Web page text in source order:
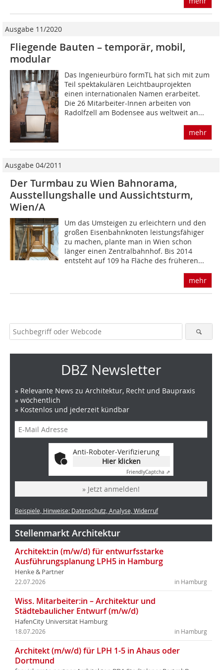
Ausgabe 11/2020
Fliegende Bauten – temporär, mobil,
modular
Das Ingenieurbüro formTL hat sich mit zum
Teil spektakulären Leichtbauprojekten
einen inter­nationalen Namen erarbeitet.
Die 26 Mitarbeiter-Innen arbeiten von
Radolfzell am Bodensee aus weltweit an...
mehr
Ausgabe 04/2011
Der Turmbau zu Wien Bahnorama,
Ausstellungshalle und Aussichtsturm,
Wien/A
Um das Umsteigen zu erleichtern und den
großen Eisenbahnknoten leistungsfähiger
zu machen, plante man in Wien schon
länger einen Zentralbahnhof. Bis 2014
entsteht auf 109 ha Fläche des früheren...
mehr
DBZ Newsletter
» Relevante News zu Architektur, Recht und Baupraxis
» wöchentlich
» Kostenlos und jederzeit kündbar
Anti-Roboter-Verifizierung
Hier klicken
FriendlyCaptcha ⇗
» Jetzt anmelden!
Beispiele, Hinweise: Datenschutz, Analyse, Widerruf
Stellenmarkt Architektur
Architekt:in (m/w/d) für entwurfsstarke
Ausführungsplanung LPH5 in Hamburg
Henke & Partner
in Hamburg
22.07.2026
Wiss. Mitarbeiter:in – Architektur und
Städtebaulicher Entwurf (m/w/d)
HafenCity Universität Hamburg
in Hamburg
18.07.2026
Architekt (m/w/d) für LPH 1-5 in Ahaus oder
Dortmund